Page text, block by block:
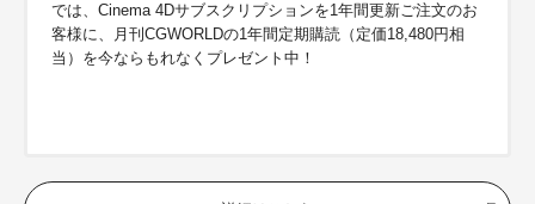
では、Cinema 4Dサブスクリプションを1年間更新ご注文のお
客様に、月刊CGWORLDの1年間定期購読（定価18,480円相
当）を今ならもれなくプレゼント中！